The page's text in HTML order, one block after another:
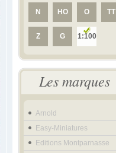
N HO O TT
Z G 1:100
Les marques
Arnold
Easy-Miniatures
Editions Montparnasse